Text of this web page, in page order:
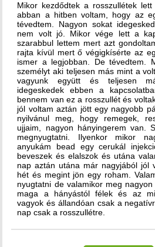
Mikor kezdődtek a rosszullétek
abban a hitben voltam, hogy az
tévedtem. Nagyon sokat
nem volt jó. Mikor vége lett a
szarabbul lettem mert azt
rajta kívül mert ő végigkísérte az
ismer a legjobban. De tévedtem.
személyt aki teljesen más mint a
vagyunk együtt és teljesen
idegeskedek ebben a
bennem van ez a rosszullét és
jól voltam aztán jött egy nagyobb
nyilvánul meg, hogy remegek,
ujjaim, nagyon hányingerem van.
megnyugtatni. Ilyenkor mikor
anyukám bead egy cerukál
beveszek és elalszok és utána
nap aztán utána már nagyjából jól
hét és megint jön egy roham.
nyugtatni de valamikor meg
maga a hányástól félek és az
vagyok és állandóan csak a
nap csak a rosszullétre.